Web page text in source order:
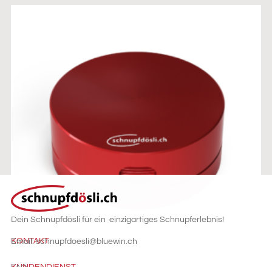
UNI
Dein Schnupfdösli für ein einzigartiges Schnupferlebnis!
KONTAKT
Email: schnupfdoesli@bluewin.ch